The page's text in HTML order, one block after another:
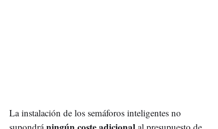
La instalación de los semáforos inteligentes no